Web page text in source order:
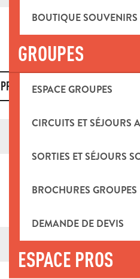
BOUTIQUE
GROUPES
ESPACE GROUPES
CIRCUITS ET SÉJOURS
SORTIES ET SÉJOURS
BROCHURES GROUPES
DEMANDE DE DEVIS
ESPACE PROS